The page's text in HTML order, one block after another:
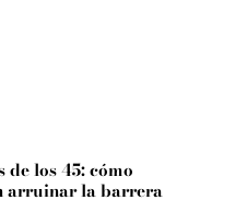
de los 45: cómo
arruinar la barrera